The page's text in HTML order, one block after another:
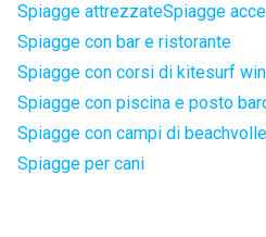
Spiagge attrezzateSpiagge
Spiagge con bar e ristorante
Spiagge con corsi di kitesurf
Spiagge con piscina e posto
Spiagge con campi di
Spiagge per cani